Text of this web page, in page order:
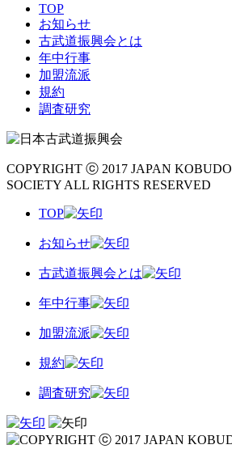
TOP
お知らせ
古武道振興会とは
年中行事
加盟流派
規約
調査研究
COPYRIGHT ⓒ 2017 JAPAN
SOCIETY ALL RIGHTS RESERVED
TOP
お知らせ
古武道振興会とは
年中行事
加盟流派
規約
調査研究